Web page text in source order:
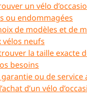
un vélo
ou endommagées
de modèles et de
neufs
la taille exacte
besoins
ou de service
d’un vélo